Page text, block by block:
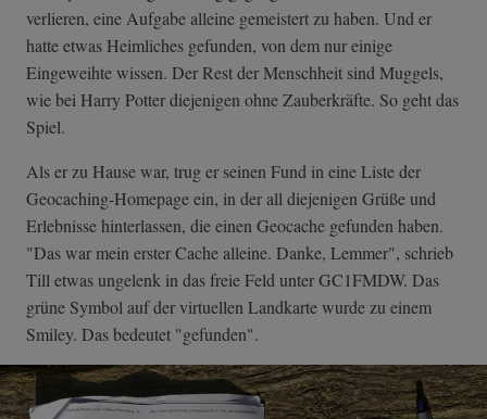
verlieren, eine Aufgabe alleine gemeistert zu haben. Und er
hatte etwas Heimliches gefunden, von dem nur einige
Eingeweihte wissen. Der Rest der Menschheit sind Muggels,
wie bei Harry Potter diejenigen ohne Zauberkräfte. So geht das
Spiel.
Als er zu Hause war, trug er seinen Fund in eine Liste der
Geocaching-Homepage ein, in der all diejenigen Grüße und
Erlebnisse hinterlassen, die einen Geocache gefunden haben.
"Das war mein erster Cache alleine. Danke, Lemmer", schrieb
Till etwas ungelenk in das freie Feld unter GC1FMDW. Das
grüne Symbol auf der virtuellen Landkarte wurde zu einem
Smiley. Das bedeutet "gefunden".